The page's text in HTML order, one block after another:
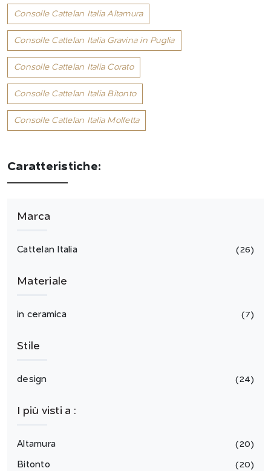
Consolle Cattelan Italia Altamura
Consolle Cattelan Italia Gravina in Puglia
Consolle Cattelan Italia Corato
Consolle Cattelan Italia Bitonto
Consolle Cattelan Italia Molfetta
Caratteristiche:
Marca
Cattelan Italia 26
Materiale
in ceramica 7
Stile
design 24
I più visti a :
Altamura 20
Bitonto 20